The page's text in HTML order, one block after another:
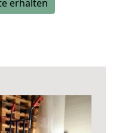
erhalten